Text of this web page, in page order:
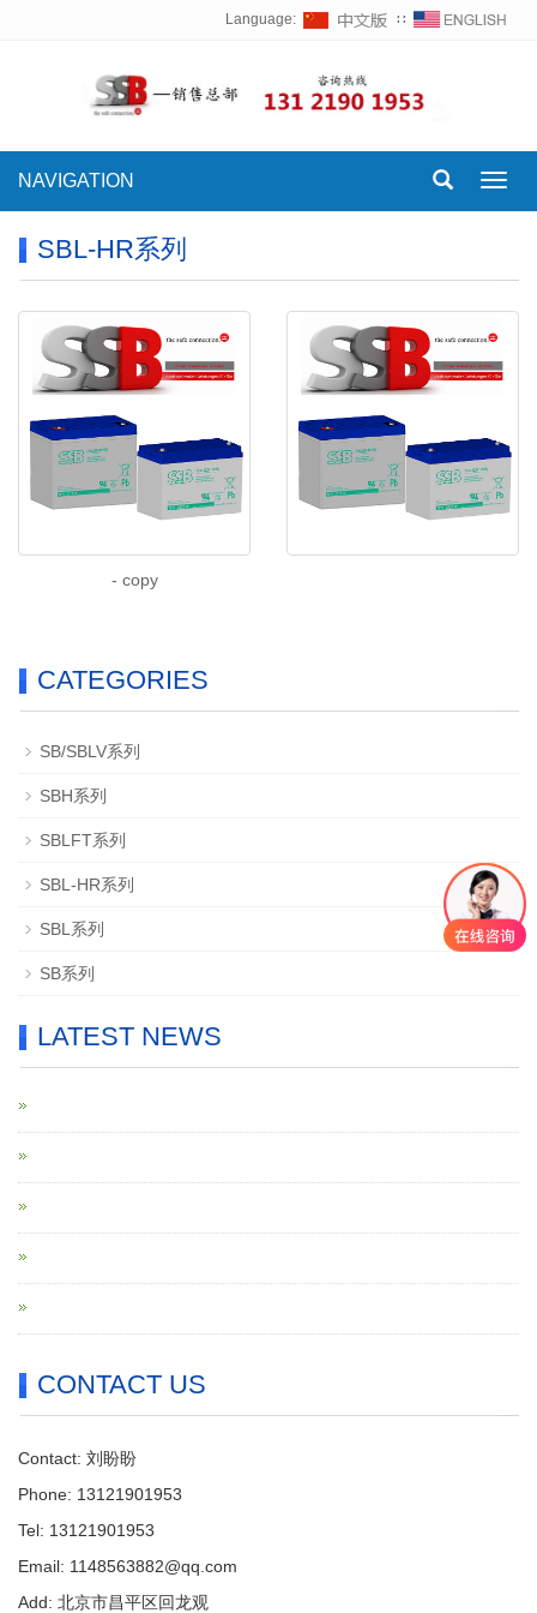
Language: ∷
NAVIGATION
SBL-HR系列
- copy
CATEGORIES
SB/SBLV系列
SBH系列
SBLFT系列
SBL-HR系列
SBL系列
SB系列
LATEST NEWS
CONTACT US
Contact: 刘盼盼
Phone: 13121901953
Tel: 13121901953
Email: 1148563882@qq.com
Add: 北京市昌平区回龙观